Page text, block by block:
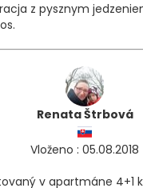
z pysznym
Renata Štrbová
Vloženo : 05.08.2018
v apartmáne 4+1